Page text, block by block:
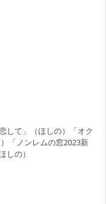
して」（ほしの）「オク
「ノンレムの窓2023新
しの）